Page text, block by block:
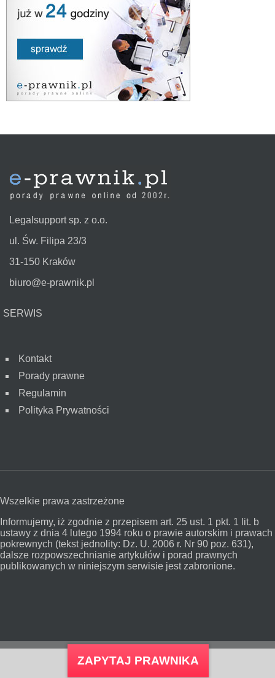
Legalsupport sp. z o.o.
ul. Św. Filipa 23/3
31-150 Kraków
biuro@e-prawnik.pl
SERWIS
Kontakt
Porady prawne
Regulamin
Polityka Prywatności
Wszelkie prawa zastrzeżone
Informujemy, iż zgodnie z przepisem art. 25 ust. 1 pkt. 1 lit. b
ustawy z dnia 4 lutego 1994 roku o prawie autorskim i prawach
pokrewnych (tekst jednolity: Dz. U. 2006 r. Nr 90 poz. 631),
dalsze rozpowszechnianie artykułów i porad prawnych
publikowanych w niniejszym serwisie jest zabronione.
ZAPYTAJ PRAWNIKA